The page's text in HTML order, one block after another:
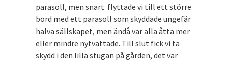
parasoll, men snart flyttade vi till ett större
bord med ett parasoll som skyddade ungefär
halva sällskapet, men ändå var alla åtta mer
eller mindre nytvättade. Till slut fick vi ta
skydd i den lilla stugan på gården, det var